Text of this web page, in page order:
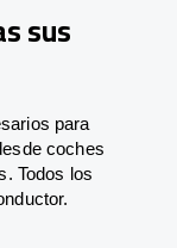
sus
para
coches
Todos los